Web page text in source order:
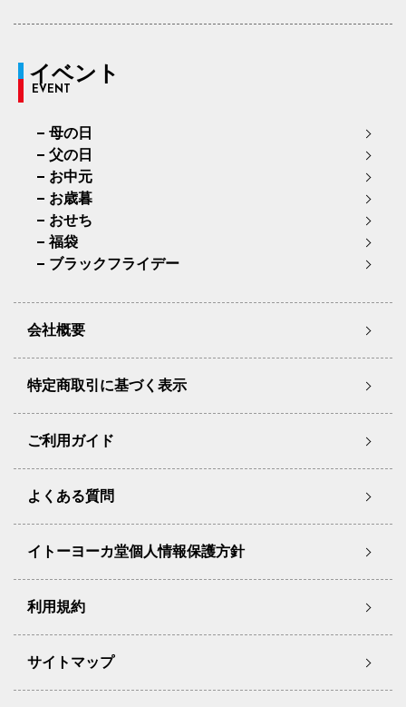
イベント
EVENT
母の日
父の日
お中元
お歳暮
おせち
福袋
ブラックフライデー
会社概要
特定商取引に基づく表示
ご利用ガイド
よくある質問
イトーヨーカ堂個人情報保護方針
利用規約
サイトマップ